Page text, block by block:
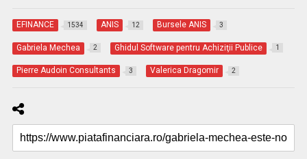
EFINANCE 1534 ANIS 12 Bursele ANIS 3
Gabriela Mechea 2 Ghidul Software pentru Achiziţii Publice 1
Pierre Audoin Consultants 3 Valerica Dragomir 2